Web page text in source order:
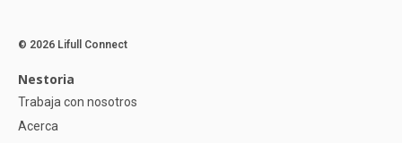
© 2026 Lifull Connect
Nestoria
Trabaja con nosotros
Acerca